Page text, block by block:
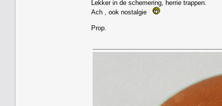
Lekker in de schemering, herrie trappen.
Ach , ook nostalgie
Prop.